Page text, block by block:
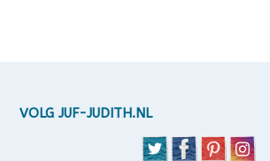
VOLG JUF-JUDITH.NL